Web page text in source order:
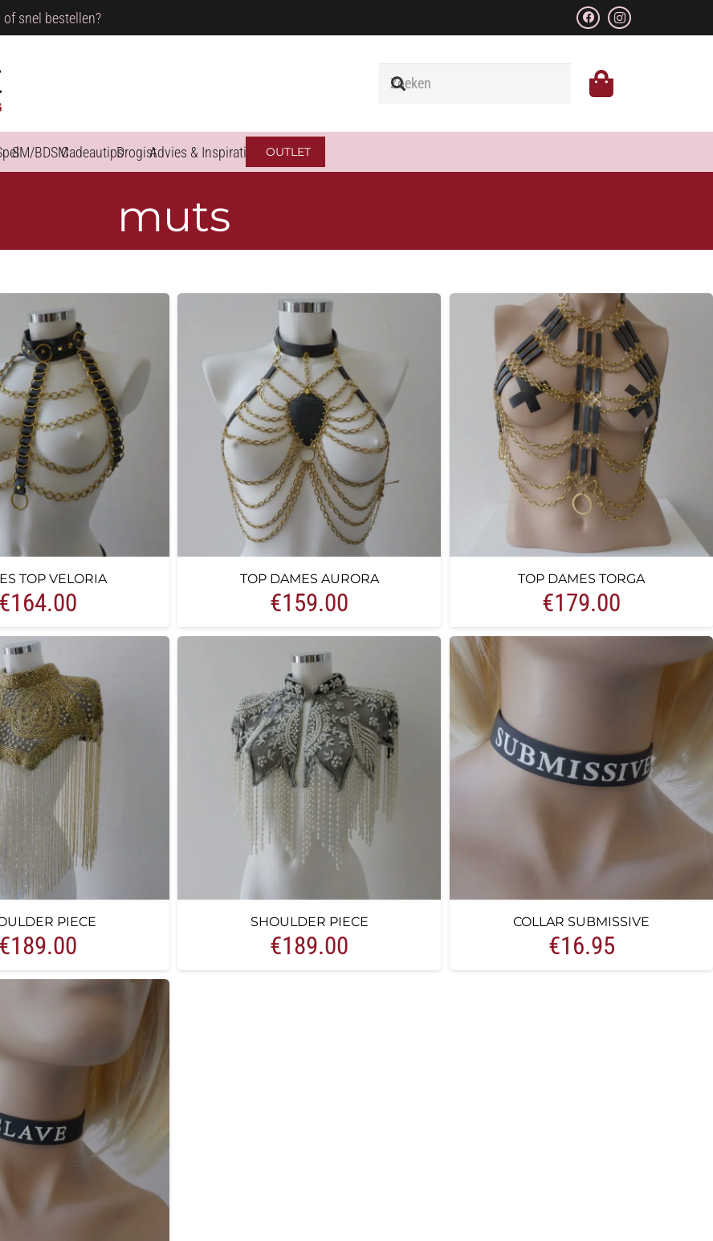
snel bestellen?
SM/BDSMCadeautipsDrogistAdvies & Inspiratie OUTLET
muts
TOP VELORIA
€164.00
TOP DAMES AURORA
€159.00
TOP DAMES TORGA
€179.00
PIECE
€189.00
SHOULDER PIECE
€189.00
COLLAR SUBMISSIVE
€16.95